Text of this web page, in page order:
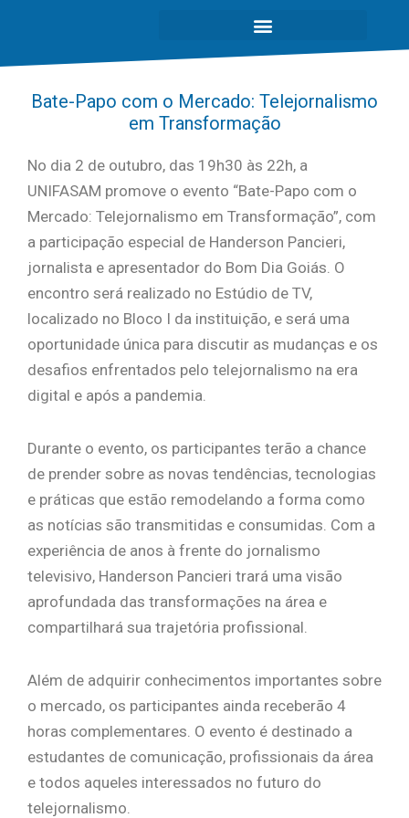
Bate-Papo com o Mercado: Telejornalismo
em Transformação
No dia 2 de outubro, das 19h30 às 22h, a
UNIFASAM promove o evento “Bate-Papo com o
Mercado: Telejornalismo em Transformação”, com
a participação especial de Handerson Pancieri,
jornalista e apresentador do Bom Dia Goiás. O
encontro será realizado no Estúdio de TV,
localizado no Bloco I da instituição, e será uma
oportunidade única para discutir as mudanças e os
desafios enfrentados pelo telejornalismo na era
digital e após a pandemia.
Durante o evento, os participantes terão a chance
de prender sobre as novas tendências, tecnologias
e práticas que estão remodelando a forma como
as notícias são transmitidas e consumidas. Com a
experiência de anos à frente do jornalismo
televisivo, Handerson Pancieri trará uma visão
aprofundada das transformações na área e
compartilhará sua trajetória profissional.
Além de adquirir conhecimentos importantes sobre
o mercado, os participantes ainda receberão 4
horas complementares. O evento é destinado a
estudantes de comunicação, profissionais da área
e todos aqueles interessados no futuro do
telejornalismo.